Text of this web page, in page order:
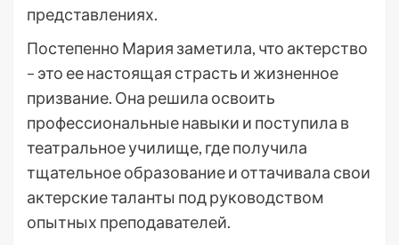
представлениях.
Постепенно Мария заметила, что актерство
– это ее настоящая страсть и жизненное
призвание. Она решила освоить
профессиональные навыки и поступила в
театральное училище, где получила
тщательное образование и оттачивала свои
актерские таланты под руководством
опытных преподавателей.